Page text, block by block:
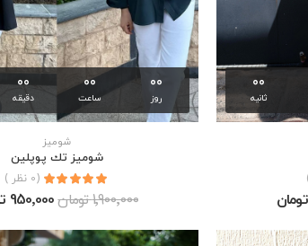
00
ثانیه
00
روز
00
ساعت
00
دقیقه
شوميز
شوميز تك پوپلين
(0 نظر )
1٬900٬000 تومان 950٬000 تومان